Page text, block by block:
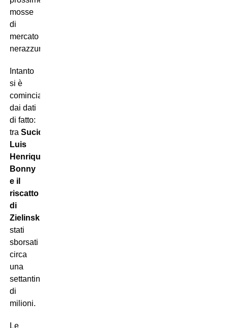
mosse
di
mercato
nerazzurre.
Intanto
si è
cominciato
dai dati
di fatto:
tra Sucic,
Luis
Henrique,
Bonny
e il
riscatto
di
Zielinski
stati
sborsati
circa
una
settantina
di
milioni.
Le